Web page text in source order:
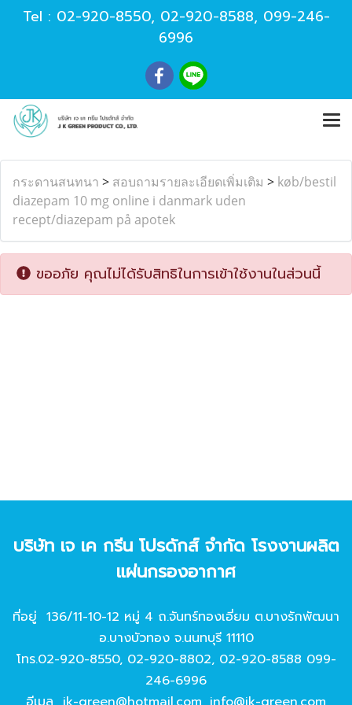
Tel : 02-920-8550, 02-920-8588, 099-246-
6996
กระดานสนทนา > สอบถามรายละเอียดเพิ่มเติม > køb/bestil
diazepam 10 mg online i danmark uden
recept/diazepam på apotek
ขออภัย คุณไม่ได้รับสิทธิในการเข้าใช้งานในส่วนนี้
บริษัท เจ เค กรีน โปรดักส์ จํากัด โรงงานผลิต
แผ่นกรองอากาศ
ที่อยู่ 136/11-10-12 หมู่ 4 ถ.จันทร์ทองเอี่ยม ต.บางรักพัฒนา
อ.บางบัวทอง จ.นนทบุรี 11110
โทร.02-920-8550, 02-920-8802, 02-920-8588 099-
246-6996